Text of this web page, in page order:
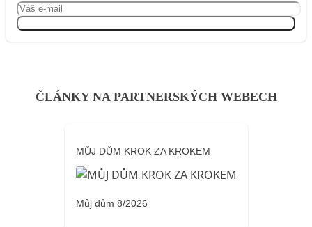
ČLÁNKY NA PARTNERSKÝCH WEBECH
MŮJ DŮM KROK ZA KROKEM
Můj dům 8/2026